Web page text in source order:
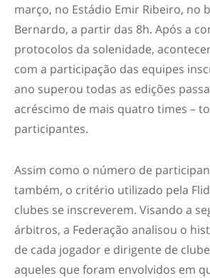
março, no Estádio Emir Ribeiro, no
Bernardo, a partir das 8h. Após a
protocolos da solenidade,
com a participação das equipes
ano superou todas as edições
acréscimo de mais quatro times –
participantes.
Assim como o número de
também, o critério utilizado pela
clubes se inscreverem. Visando a
árbitros, a Federação analisou o
de cada jogador e dirigente de
aqueles que foram envolvidos em